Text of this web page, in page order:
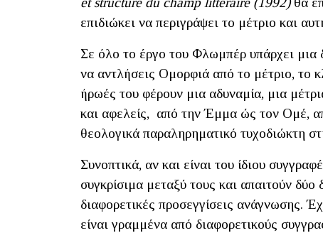
επιδιώκει να περιγράψει το μέτριο και
Σε όλο το έργο του Φλωμπέρ υπάρχει μια
να αντλήσεις Ομορφιά από το μέτριο, το
ήρωές του φέρουν μια αδυναμία, μια
και αφελείς, από την Έμμα ώς τον Ομέ,
θεολογικά παραληρηματικό τυχοδιώκτη
Συνοπτικά, αν και είναι του ίδιου
συγκρίσιμα μεταξύ τους και απαιτούν
διαφορετικές προσεγγίσεις ανάγνωσης.
είναι γραμμένα από διαφορετικούς